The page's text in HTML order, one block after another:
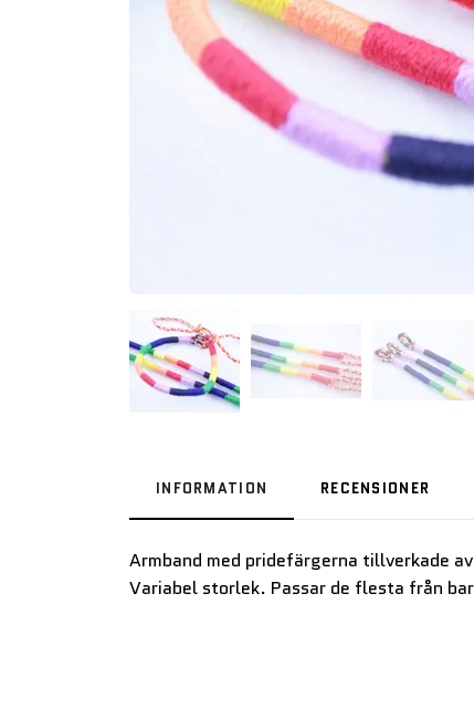
INFORMATION RECENSIONER
Armband med pridefärgerna tillverkade
Variabel storlek. Passar de flesta från